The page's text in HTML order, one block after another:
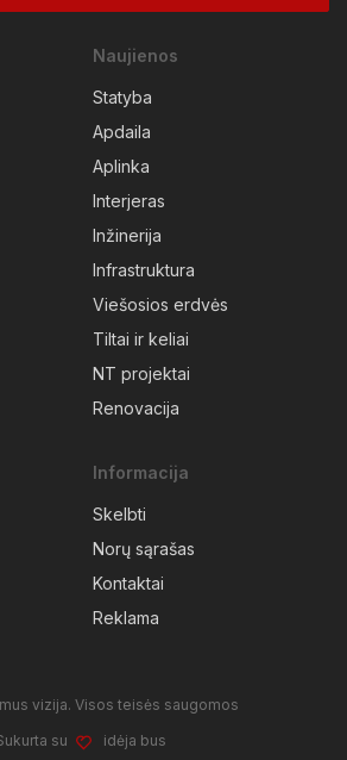
Naujienos
Statyba
Apdaila
Aplinka
Interjeras
Inžinerija
Infrastruktura
Viešosios erdvės
Tiltai ir keliai
NT projektai
Renovacija
Informacija
Skelbti
Norų sąrašas
Kontaktai
Reklama
vizija. Visos teisės saugomos
su
idėja bus